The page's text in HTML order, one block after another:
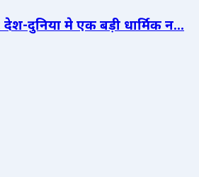
दुनिया मे एक बड़ी धार्मिक न...